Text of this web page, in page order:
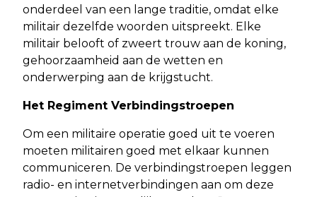
onderdeel van een lange traditie, omdat elke
militair dezelfde woorden uitspreekt. Elke
militair belooft of zweert trouw aan de koning,
gehoorzaamheid aan de wetten en
onderwerping aan de krijgstucht.
Het Regiment Verbindingstroepen
Om een militaire operatie goed uit te voeren
moeten militairen goed met elkaar kunnen
communiceren. De verbindingstroepen leggen
radio- en internetverbindingen aan om deze